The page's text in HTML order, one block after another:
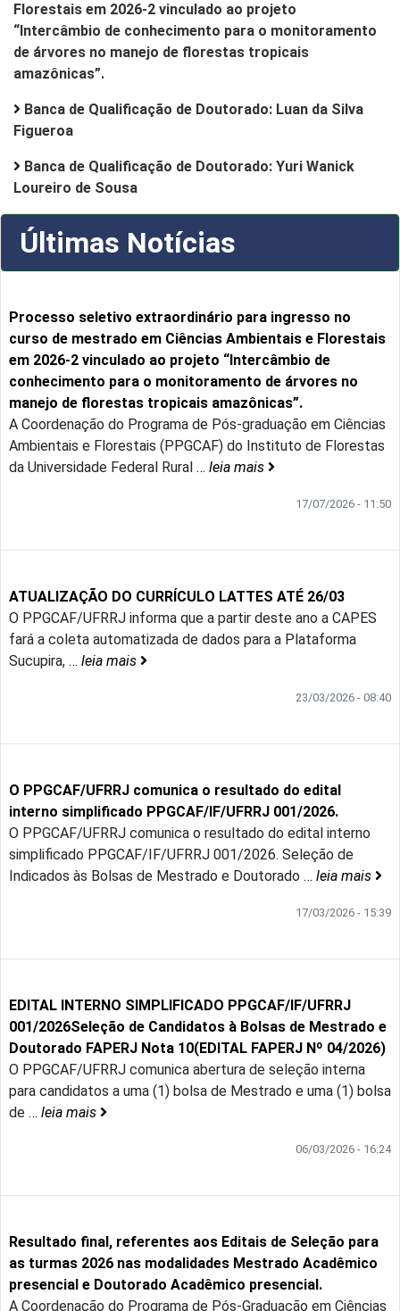
Florestais em 2026-2 vinculado ao projeto
“Intercâmbio de conhecimento para o monitoramento
de árvores no manejo de florestas tropicais
amazônicas”.
Banca de Qualificação de Doutorado: Luan da Silva
Figueroa
Banca de Qualificação de Doutorado: Yuri Wanick
Loureiro de Sousa
Últimas Notícias
Processo seletivo extraordinário para ingresso no
curso de mestrado em Ciências Ambientais e Florestais
em 2026-2 vinculado ao projeto “Intercâmbio de
conhecimento para o monitoramento de árvores no
manejo de florestas tropicais amazônicas”.
A Coordenação do Programa de Pós-graduação em Ciências
Ambientais e Florestais (PPGCAF) do Instituto de Florestas
da Universidade Federal Rural … leia mais
17/07/2026 - 11:50
ATUALIZAÇÃO DO CURRÍCULO LATTES ATÉ 26/03
O PPGCAF/UFRRJ informa que a partir deste ano a CAPES
fará a coleta automatizada de dados para a Plataforma
Sucupira, … leia mais
23/03/2026 - 08:40
O PPGCAF/UFRRJ comunica o resultado do edital
interno simplificado PPGCAF/IF/UFRRJ 001/2026.
O PPGCAF/UFRRJ comunica o resultado do edital interno
simplificado PPGCAF/IF/UFRRJ 001/2026. Seleção de
Indicados às Bolsas de Mestrado e Doutorado … leia mais
17/03/2026 - 15:39
EDITAL INTERNO SIMPLIFICADO PPGCAF/IF/UFRRJ
001/2026Seleção de Candidatos à Bolsas de Mestrado e
Doutorado FAPERJ Nota 10(EDITAL FAPERJ Nº 04/2026)
O PPGCAF/UFRRJ comunica abertura de seleção interna
para candidatos a uma (1) bolsa de Mestrado e uma (1) bolsa
de … leia mais
06/03/2026 - 16:24
Resultado final, referentes aos Editais de Seleção para
as turmas 2026 nas modalidades Mestrado Acadêmico
presencial e Doutorado Acadêmico presencial.
A Coordenação do Programa de Pós-Graduação em Ciências